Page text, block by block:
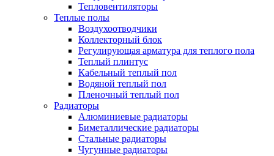
Тепловентиляторы
Теплые полы
Воздухоотводчики
Коллекторный блок
Регулирующая арматура для теплого пола
Теплый плинтус
Кабельный теплый пол
Водяной теплый пол
Пленочный теплый пол
Радиаторы
Алюминиевые радиаторы
Биметаллические радиаторы
Стальные радиаторы
Чугунные радиаторы